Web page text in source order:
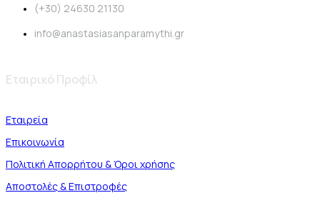
(+30) 24630 21130
info@anastasiasanparamythi.gr
Εταιρικό Προφίλ
Εταιρεία
Επικοινωνία
Πολιτική Απορρήτου & Όροι χρήσης
Αποστολές & Επιστροφές